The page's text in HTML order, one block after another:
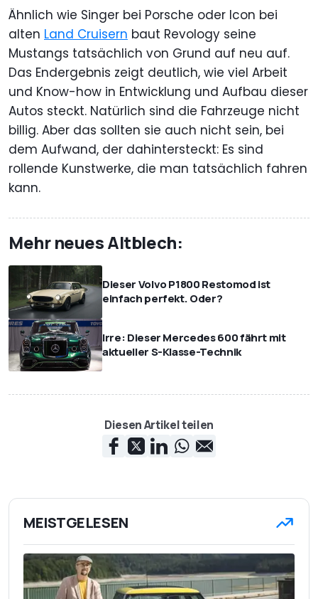
Ähnlich wie Singer bei Porsche oder Icon bei
alten Land Cruisern baut Revology seine
Mustangs tatsächlich von Grund auf neu auf.
Das Endergebnis zeigt deutlich, wie viel Arbeit
und Know-how in Entwicklung und Aufbau dieser
Autos steckt. Natürlich sind die Fahrzeuge nicht
billig. Aber das sollten sie auch nicht sein, bei
dem Aufwand, der dahintersteckt: Es sind
rollende Kunstwerke, die man tatsächlich fahren
kann.
Mehr neues Altblech:
Dieser Volvo P1800 Restomod ist
einfach perfekt. Oder?
Irre: Dieser Mercedes 600 fährt mit
aktueller S-Klasse-Technik
Diesen Artikel teilen
MEISTGELESEN